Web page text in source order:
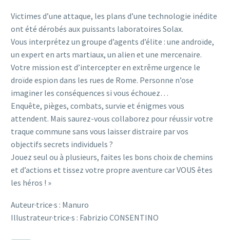
Victimes d’une attaque, les plans d’une technologie inédite
ont été dérobés aux puissants laboratoires Solax.
Vous interprétez un groupe d’agents d’élite : une androïde,
un expert en arts martiaux, un alien et une mercenaire.
Votre mission est d’intercepter en extrême urgence le
droïde espion dans les rues de Rome. Personne n’ose
imaginer les conséquences si vous échouez…
Enquête, pièges, combats, survie et énigmes vous
attendent. Mais saurez-vous collaborez pour réussir votre
traque commune sans vous laisser distraire par vos
objectifs secrets individuels ?
Jouez seul ou à plusieurs, faites les bons choix de chemins
et d’actions et tissez votre propre aventure car VOUS êtes
les héros ! »
Auteur·trice·s : Manuro
Illustrateur·trice·s : Fabrizio CONSENTINO